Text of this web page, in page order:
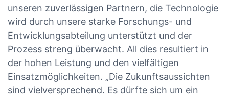
unseren zuverlässigen Partnern, die Technologie
wird durch unsere starke Forschungs- und
Entwicklungsabteilung unterstützt und der
Prozess streng überwacht. All dies resultiert in
der hohen Leistung und den vielfältigen
Einsatzmöglichkeiten. „Die Zukunftsaussichten
sind vielversprechend. Es dürfte sich um ein